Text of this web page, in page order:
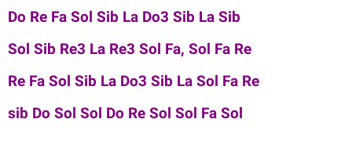
Do Re Fa Sol Sib La Do3 Sib La Sib
Sol Sib Re3 La Re3 Sol Fa, Sol Fa Re
Re Fa Sol Sib La Do3 Sib La Sol Fa Re
sib Do Sol Sol Do Re Sol Sol Fa Sol